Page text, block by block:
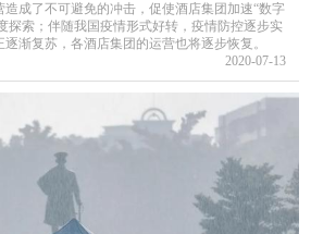
成了不可避免的冲击，促使酒店集团加速“数字
探索；伴随我国疫情形式好转，疫情防控逐步实
渐复苏，各酒店集团的运营也将逐步恢复。
2020-07-13